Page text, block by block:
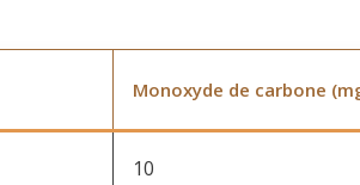
Monoxyde de carbone
10